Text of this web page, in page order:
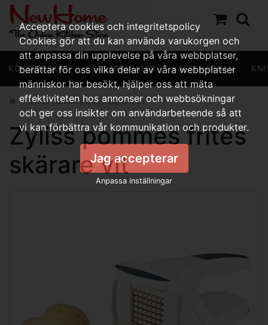
KÖKSREDSKAP KÖKSAPPARATER KAFFEHÖRNAN
Zyliss pommes frites skärare vit
Zyliss pommes frites
skärare vit
Acceptera cookies och integritetspolicy
Cookies gör att du kan använda varukorgen och
att anpassa din upplevelse på våra webbplatser,
berättar för oss vilka delar av våra webbplatser
människor har besökt, hjälper oss att mäta
effektiviteten hos annonser och webbsökningar
och ger oss insikter om användarbeteende så att
vi kan förbättra vår kommunikation och produkter.
Jag accepterar
Anpassa inställningar